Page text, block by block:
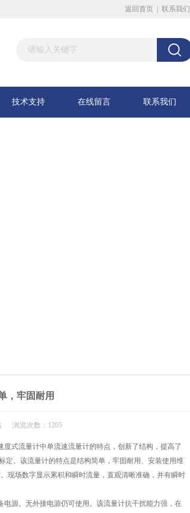
返回首页 联系我们
技术支持 在线留言 联系我们
，牢固耐用
浏览次数：1205
式流量计中单流速流量计的特点，创新了结构，提高了
定。该流量计的特点是结构简单，牢固耐用、安装使用维
现场数字显示累积和瞬时流量，直观清晰准确，并有瞬时
源。无外接电源仍可使用。该流量计抗干扰能力强，在